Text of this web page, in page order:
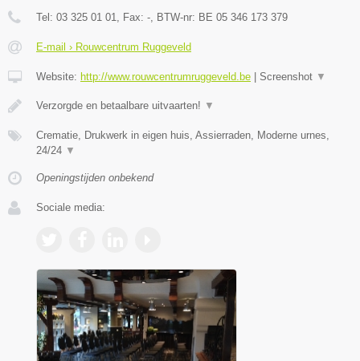
Tel: 03 325 01 01, Fax: -, BTW-nr: BE 05 346 173 379
E-mail › Rouwcentrum Ruggeveld
Website: http://www.rouwcentrumruggeveld.be Screenshot ▼
Verzorgde en betaalbare uitvaarten! ▼
Crematie, Drukwerk in eigen huis, Assierraden, Moderne urnes,
24/24 ▼
Openingstijden onbekend
Sociale media: